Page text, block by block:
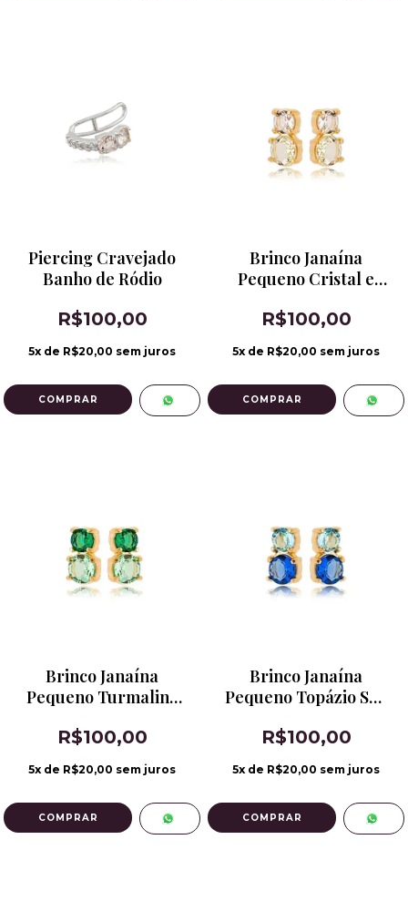
Piercing Cravejado
Banho de Ródio
R$100,00
5x de R$20,00 sem juros
Brinco Janaína
Pequeno Cristal e
R$100,00
5x de R$20,00 sem juros
Brinco Janaína
Pequeno Turmalina
R$100,00
5x de R$20,00 sem juros
Brinco Janaína
Pequeno Topázio Sky
R$100,00
5x de R$20,00 sem juros